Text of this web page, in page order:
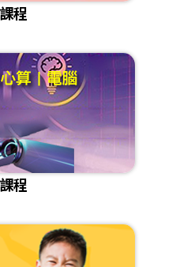
程
程